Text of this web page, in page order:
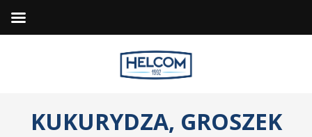
KUKURYDZA, GROSZEK